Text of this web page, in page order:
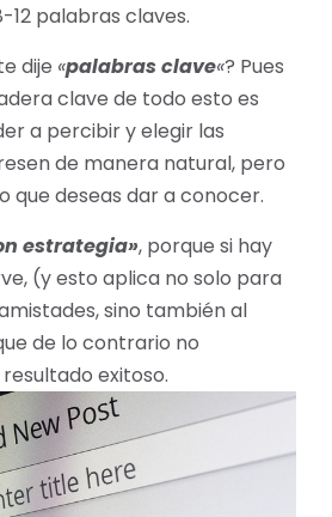
palabras claves.
dije «palabras clave«? Pues
clave de todo esto es
a percibir y elegir las
de manera natural, pero
que deseas dar a conocer.
estrategia», porque si hay
(y esto aplica no solo para
sino también al
de lo contrario no
exitoso.